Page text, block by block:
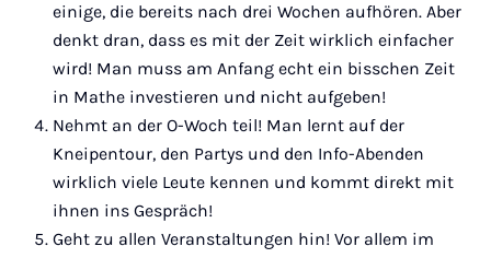
einige, die bereits nach drei Wochen aufhören. Aber
denkt dran, dass es mit der Zeit wirklich einfacher
wird! Man muss am Anfang echt ein bisschen Zeit
in Mathe investieren und nicht aufgeben!
Nehmt an der O-Woch teil! Man lernt auf der
Kneipentour, den Partys und den Info-Abenden
wirklich viele Leute kennen und kommt direkt mit
ihnen ins Gespräch!
Geht zu allen Veranstaltungen hin! Vor allem im